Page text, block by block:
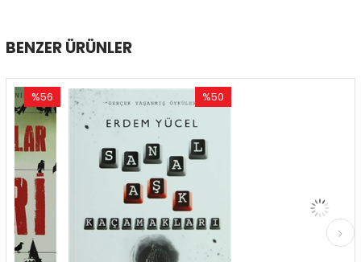
BENZER ÜRÜNLER
%50
İndirim
%50İndirim